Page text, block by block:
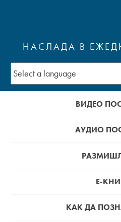
НАСЛАДА В
ВИДЕО
АУДИО
Е-
КАК ДА